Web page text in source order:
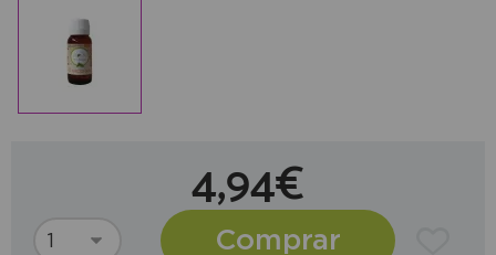
4,94€
Comprar